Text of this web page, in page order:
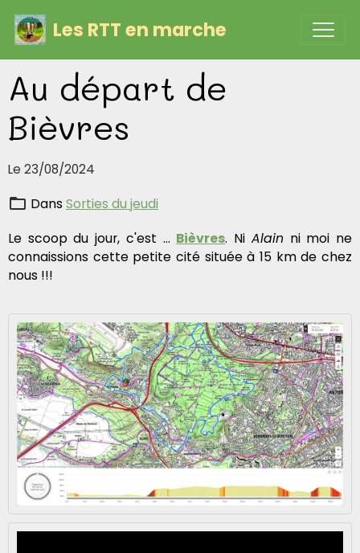
Les RTT en marche
Au départ de
Bièvres
Le 23/08/2024
DansSorties du jeudi
Le scoop du jour, c'est ... Bièvres. Ni Alain ni moi ne
connaissions cette petite cité située à 15 km de chez
nous !!!